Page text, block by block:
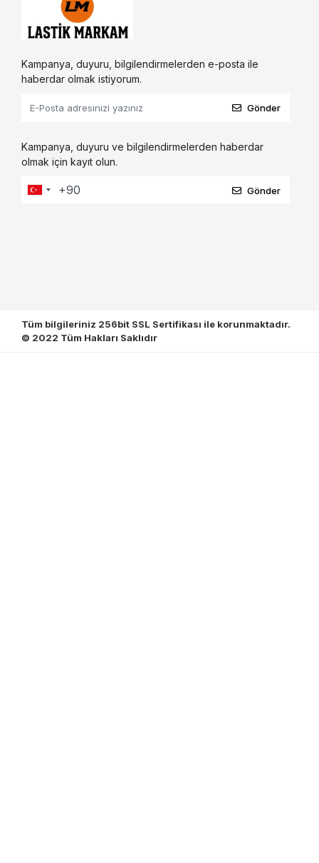
Kampanya, duyuru, bilgilendirmelerden e-posta ile
haberdar olmak istiyorum.
Gönder
Kampanya, duyuru ve bilgilendirmelerden haberdar
olmak için kayıt olun.
Gönder
Tüm bilgileriniz 256bit SSL Sertifikası ile korunmaktadır.
© 2022 Tüm Hakları Saklıdır